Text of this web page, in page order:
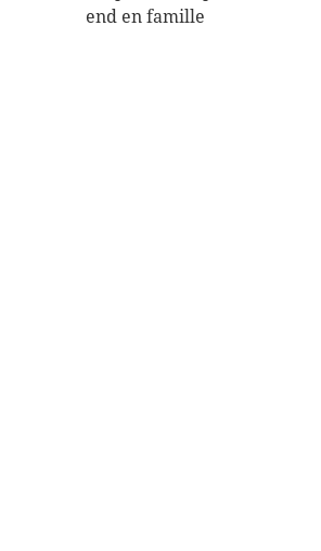
end en famille